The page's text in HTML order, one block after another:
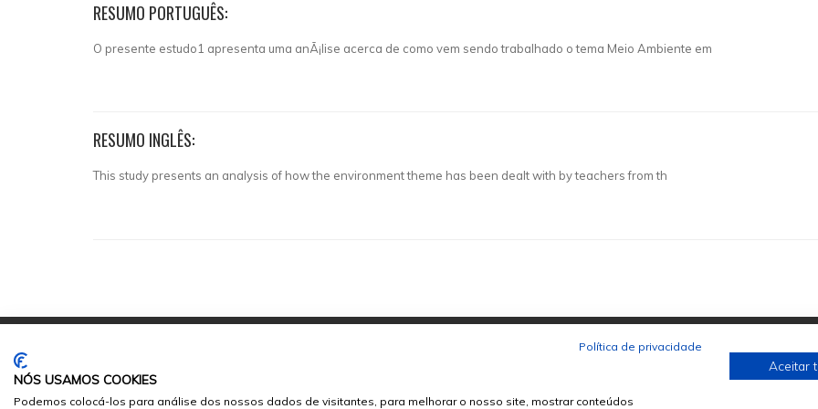
RESUMO PORTUGUÊS:
O presente estudo1 apresenta uma anÃ¡lise acerca de como vem sendo trabalhado o tema Meio Ambiente em
RESUMO INGLÊS:
This study presents an analysis of how the environment theme has been dealt with by teachers from th
Política de privacidade
NÓS USAMOS COOKIES
Podemos colocá-los para análise dos nossos dados de visitantes, para melhorar o nosso site, mostrar conteúdos
Aceitar